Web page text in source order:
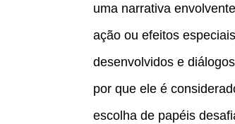
uma narrativa
ação ou efeitos
desenvolvidos e
por que ele é
escolha de papéis